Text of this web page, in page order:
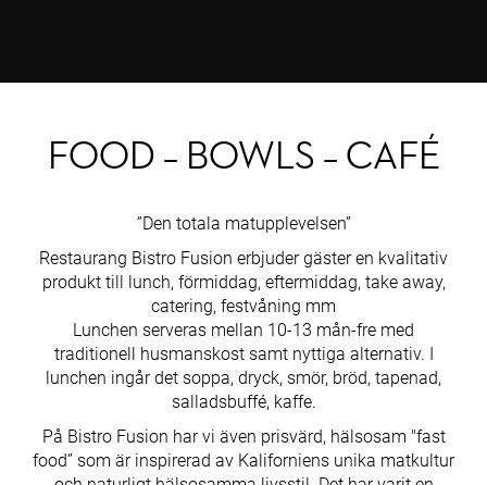
FOOD – BOWLS – CAFÉ
”Den totala matupplevelsen”
Restaurang Bistro Fusion erbjuder gäster en kvalitativ
produkt till lunch, förmiddag, eftermiddag, take away,
catering, festvåning mm
Lunchen serveras mellan 10-13 mån-fre med
traditionell husmanskost samt nyttiga alternativ. I
lunchen ingår det soppa, dryck, smör, bröd, tapenad,
salladsbuffé, kaffe.
På Bistro Fusion har vi även prisvärd, hälsosam "fast
food” som är inspirerad av Kaliforniens unika matkultur